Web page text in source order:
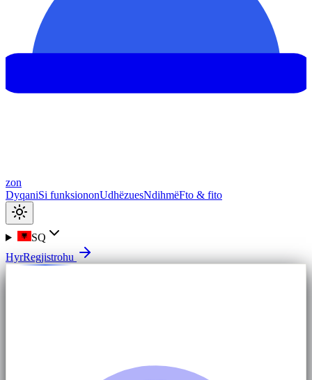
zon
DyqaniSi funksiononUdhëzuesNdihmëFto & fito
SQ
HyrRegjistrohu